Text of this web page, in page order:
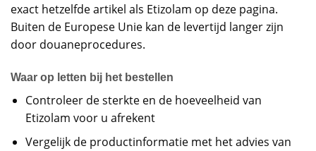
exact hetzelfde artikel als Etizolam op deze pagina.
Buiten de Europese Unie kan de levertijd langer zijn
door douaneprocedures.
Waar op letten bij het bestellen
Controleer de sterkte en de hoeveelheid van
Etizolam voor u afrekent
Vergelijk de productinformatie met het advies van